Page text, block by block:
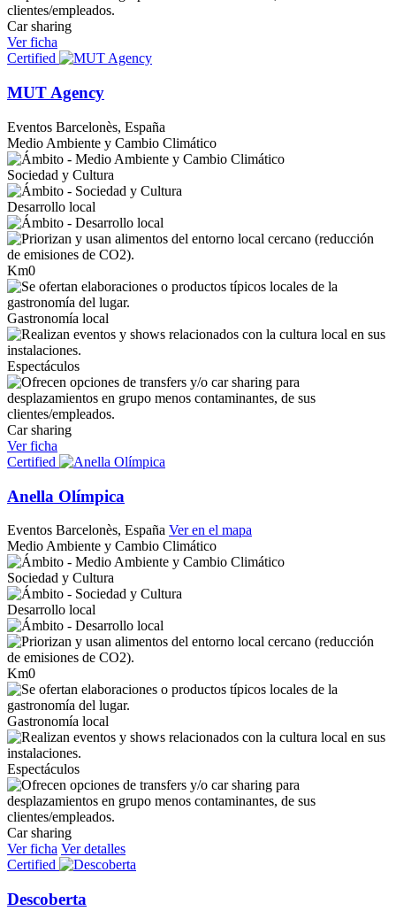
Car sharing
Ver ficha
Certified
MUT Agency
Eventos Barcelonès, España
Medio Ambiente y Cambio Climático
Sociedad y Cultura
Desarrollo local
Km0
Gastronomía local
Espectáculos
Car sharing
Ver ficha
Certified
Anella Olímpica
Eventos Barcelonès, España Ver en el mapa
Medio Ambiente y Cambio Climático
Sociedad y Cultura
Desarrollo local
Km0
Gastronomía local
Espectáculos
Car sharing
Ver ficha Ver detalles
Certified
Descoberta